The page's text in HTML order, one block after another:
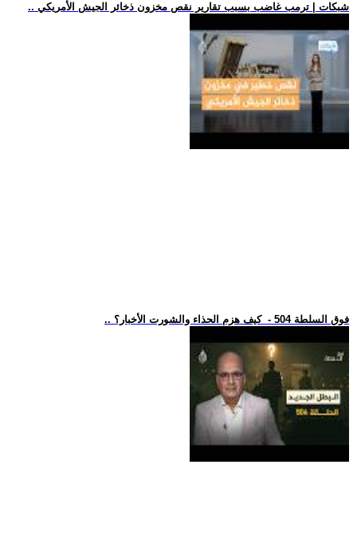
.. شبكات | ترمب غاضب بسبب تقارير نقص مخزون ذخائر الجيش الأمريكي
.. فوق السلطة 504 - كيف هزم الحذاء والشورت الأخبار؟